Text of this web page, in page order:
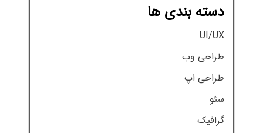
دسته بندی ها
UI/UX
طراحی وب
طراحی اپ
سئو
گرافیک